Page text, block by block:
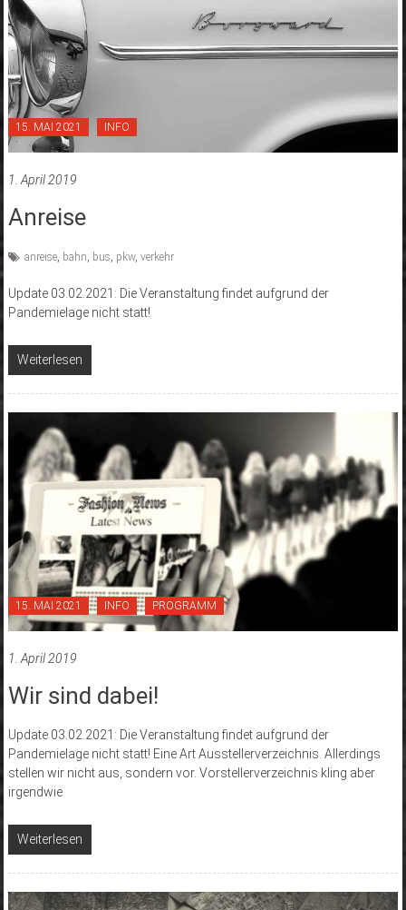
15. MAI 2021 INFO
1. April 2019
Anreise
anreise, bahn, bus, pkw, verkehr
Update 03.02.2021: Die Veranstaltung findet aufgrund der
Pandemielage nicht statt!
Weiterlesen
15. MAI 2021 INFO PROGRAMM
1. April 2019
Wir sind dabei!
Update 03.02.2021: Die Veranstaltung findet aufgrund der
Pandemielage nicht statt! Eine Art Ausstellerverzeichnis. Allerdings
stellen wir nicht aus, sondern vor. Vorstellerverzeichnis kling aber
irgendwie
Weiterlesen